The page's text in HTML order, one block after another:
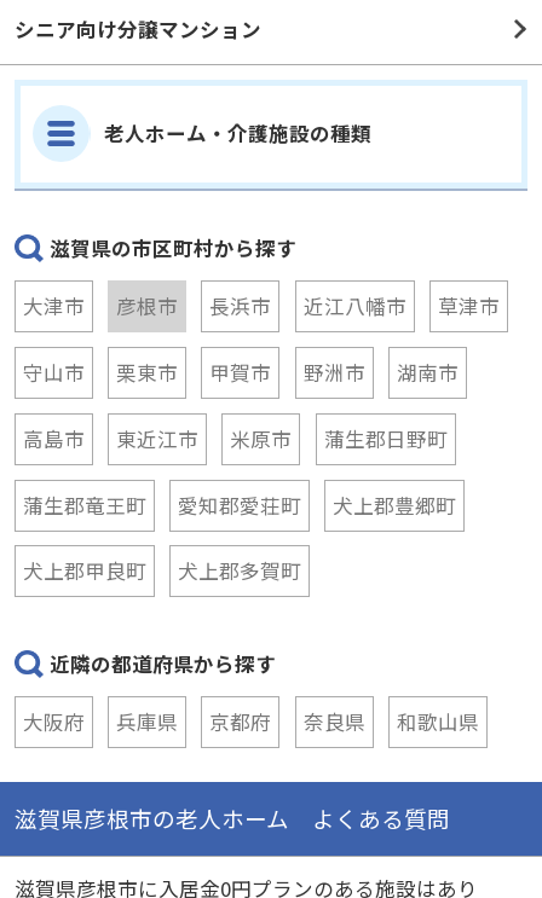
シニア向け分譲マンション
老人ホーム・介護施設の種類
滋賀県の市区町村から探す
大津市
彦根市 長浜市 近江八幡市 草津市
守山市 栗東市 甲賀市 野洲市 湖南市
高島市 東近江市 米原市 蒲生郡日野町
蒲生郡竜王町 愛知郡愛荘町 犬上郡豊郷町
犬上郡甲良町 犬上郡多賀町
近隣の都道府県から探す
大阪府
兵庫県 京都府 奈良県 和歌山県
滋賀県彦根市の老人ホーム よくある質問
滋賀県彦根市に入居金0円プランのある施設はあり